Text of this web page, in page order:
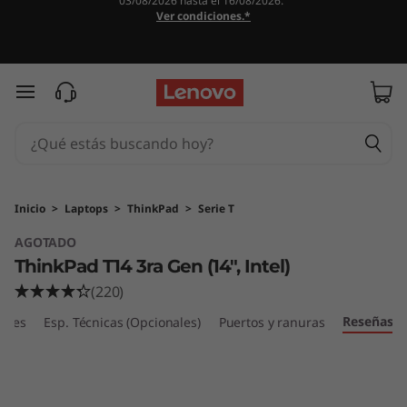
h
P
a
d
T
Ver condiciones.*
Ir al contenido principal
Inicio > Laptops > ThinkPad > Serie T
AGOTADO
ThinkPad T14 3ra Gen (14", Intel)
(220)
Esp. Técnicas (Opcionales) Puertos y ranuras Reseñas